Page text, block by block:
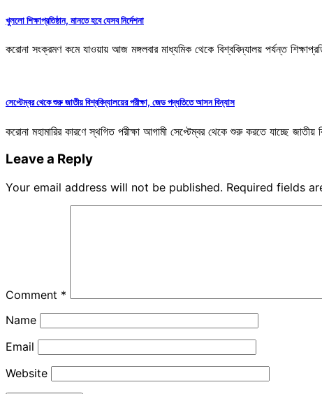
খুললো শিক্ষাপ্রতিষ্ঠান, মানতে হবে যেসব নির্দেশনা
করোনা সংক্রমণ কমে যাওয়ায় আজ মঙ্গলবার মাধ্যমিক থেকে বিশ্ববিদ্যালয় পর্যন্ত
সেপ্টেম্বর থেকে শুরু জাতীয় বিশ্ববিদ্যালয়ের পরীক্ষা, জেড পদ্ধতিতে আসন বিন্যাস
করোনা মহামারির কারণে স্থগিত পরীক্ষা আগামী সেপ্টেম্বর থেকে শুরু করতে যাচ্ছে জাতীয়
Leave a Reply
Your email address will not be published. Required fields
Comment *
Name
Email
Website